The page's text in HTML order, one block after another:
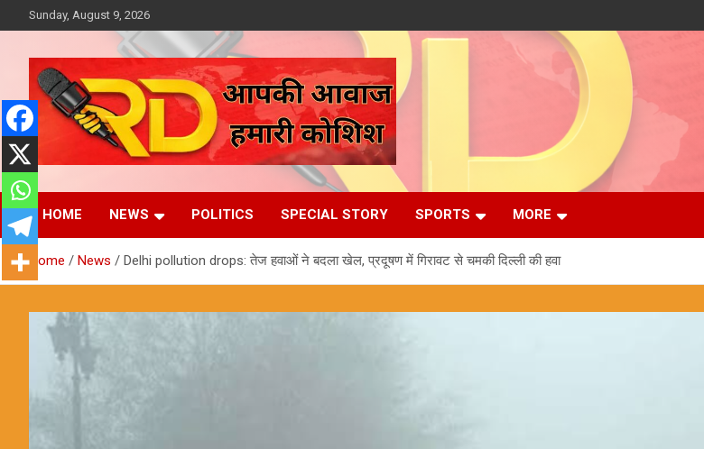
to
Sunday, August 9, 2026
Reporter Diaries
आपकी आवाज, हमारी कोशिश
HOME NEWS POLITICS SPECIAL STORY SPORTS MORE
Home News Delhi pollution drops: तेज हवाओं ने बदला खेल, प्रदूषण में गिरावट से चमकी दिल्ली की हवा